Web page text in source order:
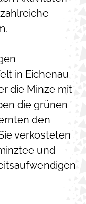
in Eichenau
die Minze mit
die grünen
den
verkosteten
und